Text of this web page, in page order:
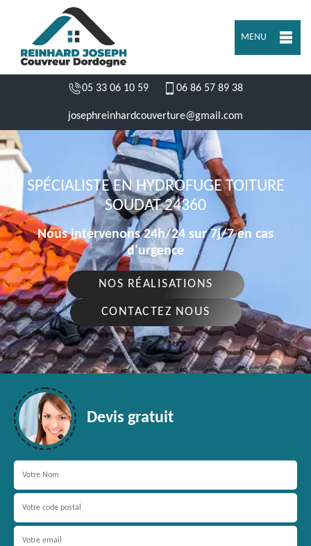
MENU
05 33 06 10 59 06 86 57 89 38
josephreinhardcouverture@gmail.com
SPÉCIALISTE EN HYDROFUGE TOITURE
SOUDAT 24360
Nous intervenons 24h/24 sur 7j/7 en cas
d'urgence
NOS RÉALISATIONS
CONTACTEZ NOUS
Devis gratuit